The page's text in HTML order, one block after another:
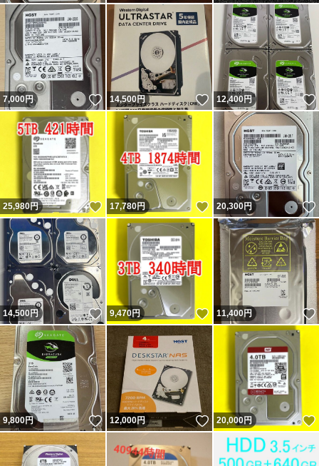
7,000円 いいね！
14,500円 いいね！
12,400円
25,980円 いいね！
17,780円 いいね！
20,300円
14,500円 いいね！
9,470円 いいね！
11,400円
9,800円 いいね！
12,000円 いいね！
20,000円